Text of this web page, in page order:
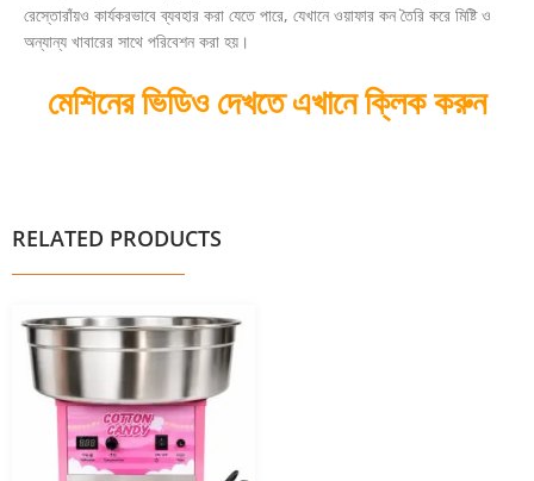
রেস্তোরাঁয়ও কার্যকরভাবে ব্যবহার করা যেতে পারে, যেখানে ওয়াফার কন তৈরি করে মিষ্টি ও
অন্যান্য খাবারের সাথে পরিবেশন করা হয়।
মেশিনের ভিডিও দেখতে এখানে ক্লিক করুন
RELATED PRODUCTS